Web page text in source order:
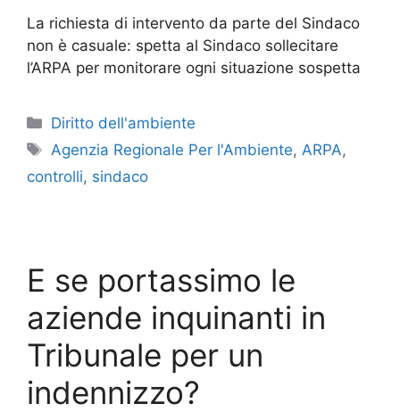
La richiesta di intervento da parte del Sindaco
non è casuale: spetta al Sindaco sollecitare
l’ARPA per monitorare ogni situazione sospetta
Categorie
Diritto dell'ambiente
Tag
Agenzia Regionale Per l'Ambiente, ARPA,
controlli, sindaco
E se portassimo le
aziende inquinanti in
Tribunale per un
indennizzo?